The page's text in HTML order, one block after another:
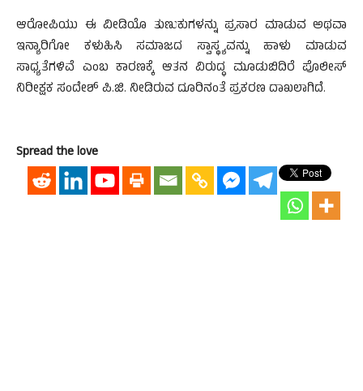
ಆರೋಪಿಯು ಈ ವೀಡಿಯೊ ತುಣುಕುಗಳನ್ನು ಪ್ರಸಾರ ಮಾಡುವ ಅಥವಾ
ಇನ್ಯಾರಿಗೋ ಕಳುಹಿಸಿ ಸಮಾಜದ ಸ್ವಾಸ್ಥ್ಯವನ್ನು ಹಾಳು ಮಾಡುವ
ಸಾಧ್ಯತೆಗಳಿವೆ ಎಂಬ ಕಾರಣಕ್ಕೆ ಆತನ ವಿರುದ್ಧ ಮೂಡುಬಿದಿರೆ ಪೊಲೀಸ್
ನಿರೀಕ್ಷಕ ಸಂದೇಶ್ ಪಿ.ಜಿ. ನೀಡಿರುವ ದೂರಿನಂತೆ ಪ್ರಕರಣ ದಾಖಲಾಗಿದೆ.
Spread the love